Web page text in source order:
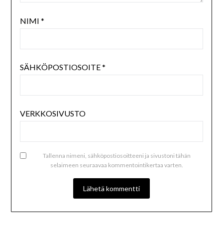
NIMI *
SÄHKÖPOSTIOSOITE*
VERKKOSIVUSTO
Tallenna nimeni, sähköpostiosoitteeni ja sivustoni tähän
selaimeen seuraavaa kommentointikertaa varten.